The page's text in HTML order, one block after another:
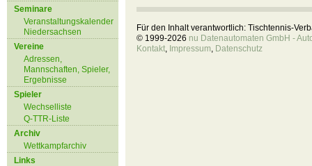
Seminare
Veranstaltungskalender
Niedersachsen
Vereine
Adressen,
Mannschaften, Spieler,
Ergebnisse
Spieler
Wechselliste
Q-TTR-Liste
Archiv
Wettkampfarchiv
Links
Für den Inhalt verantwortlich: Tischtennis-
© 1999-2026 nu Datenautomaten GmbH -
Kontakt, Impressum, Datenschutz